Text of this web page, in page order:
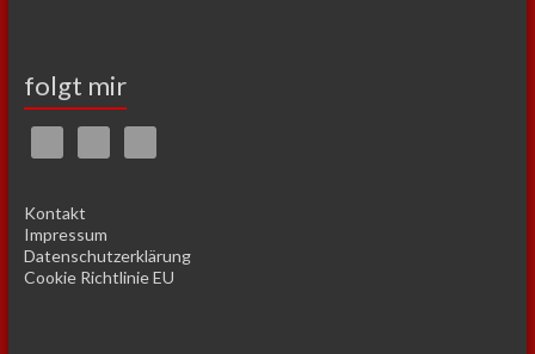
folgt mir
Kontakt
Impressum
Datenschutzerklärung
Cookie Richtlinie EU